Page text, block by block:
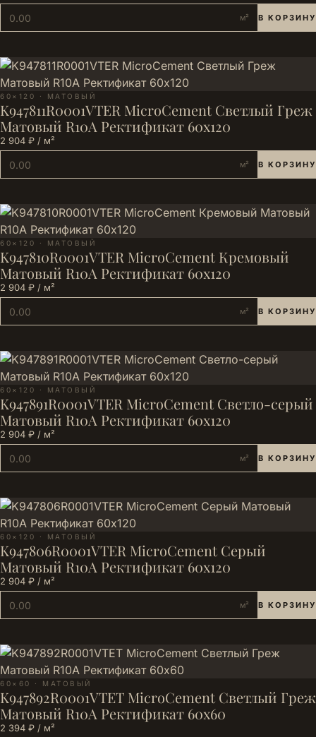
м² В КОРЗИНУ
60×120 · МАТОВЫЙ
K947811R0001VTER MicroCement Светлый Греж
Матовый R10A Ректификат 60x120
2 904 ₽ / м²
м² В КОРЗИНУ
60×120 · МАТОВЫЙ
K947810R0001VTER MicroCement Кремовый
Матовый R10A Ректификат 60x120
2 904 ₽ / м²
м² В КОРЗИНУ
60×120 · МАТОВЫЙ
K947891R0001VTER MicroCement Светло-серый
Матовый R10A Ректификат 60x120
2 904 ₽ / м²
м² В КОРЗИНУ
60×120 · МАТОВЫЙ
K947806R0001VTER MicroCement Серый
Матовый R10A Ректификат 60x120
2 904 ₽ / м²
м² В КОРЗИНУ
60×60 · МАТОВЫЙ
K947892R0001VTET MicroCement Светлый Греж
Матовый R10A Ректификат 60x60
2 394 ₽ / м²